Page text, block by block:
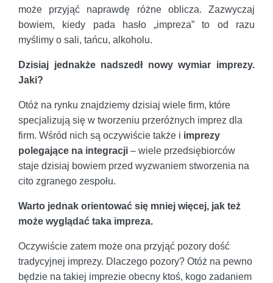
może przyjąć naprawdę różne oblicza. Zazwyczaj
bowiem, kiedy pada hasło „impreza” to od razu
myślimy o sali, tańcu, alkoholu.
Dzisiaj jednakże nadszedł nowy wymiar imprezy.
Jaki?
Otóż na rynku znajdziemy dzisiaj wiele firm, które
specjalizują się w tworzeniu przeróżnych imprez dla
firm. Wśród nich są oczywiście także i imprezy
polegające na integracji – wiele przedsiębiorców
staje dzisiaj bowiem przed wyzwaniem stworzenia na
cito zgranego zespołu.
Warto jednak orientować się mniej więcej, jak też
może wyglądać taka impreza.
Oczywiście zatem może ona przyjąć pozory dość
tradycyjnej imprezy. Dlaczego pozory? Otóż na pewno
będzie na takiej imprezie obecny ktoś, kogo zadaniem